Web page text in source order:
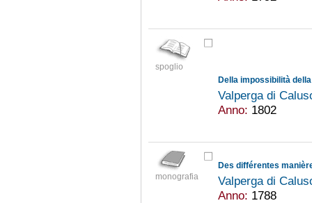
spoglio
Della impossibilità
Valperga di
Anno: 1802
monografia
Valperga di
Anno: 1788